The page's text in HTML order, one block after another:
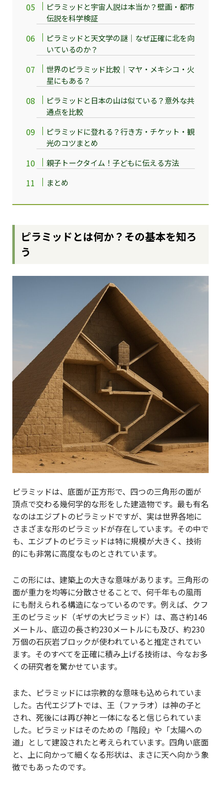
ピラミッドと宇宙人説は本当か？壁画・都市
伝説を科学検証
ピラミッドと天文学の謎｜なぜ正確に北を向
いているのか？
世界のピラミッド比較｜マヤ・メキシコ・火
星にもある？
ピラミッドと日本の山は似ている？意外な共
通点を比較
ピラミッドに登れる？行き方・チケット・観
光のコツまとめ
親子トークタイム！子どもに伝える方法
まとめ
ピラミッドとは何か？その基本を知ろ
う
ピラミッドは、底面が正方形で、四つの三角形の面が
頂点で交わる幾何学的な形をした建造物です。最も有名
なのはエジプトのピラミッドですが、実は世界各地に
さまざまな形のピラミッドが存在しています。その中で
も、エジプトのピラミッドは特に規模が大きく、技術
的にも非常に高度なものとされています。
この形には、建築上の大きな意味があります。三角形の
面が重力を均等に分散させることで、何千年もの風雨
にも耐えられる構造になっているのです。例えば、クフ
王のピラミッド（ギザの大ピラミッド）は、高さ約146
メートル、底辺の長さ約230メートルにも及び、約230
万個の石灰岩ブロックが使われていると推定されてい
ます。そのすべてを正確に積み上げる技術は、今なお多
くの研究者を驚かせています。
また、ピラミッドには宗教的な意味も込められていま
した。古代エジプトでは、王（ファラオ）は神の子と
され、死後には再び神と一体になると信じられていま
した。ピラミッドはそのための「階段」や「太陽への
道」として建設されたと考えられています。四角い底面
と、上に向かって細くなる形状は、まさに天へ向かう象
徴でもあったのです。